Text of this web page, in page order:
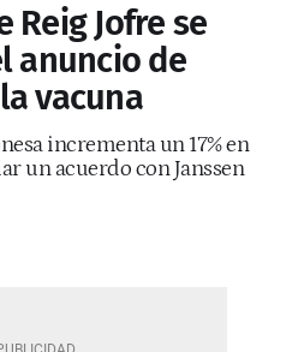
Reig Jofre se
anuncio de
vacuna
incrementa un 17% en
un acuerdo con Janssen